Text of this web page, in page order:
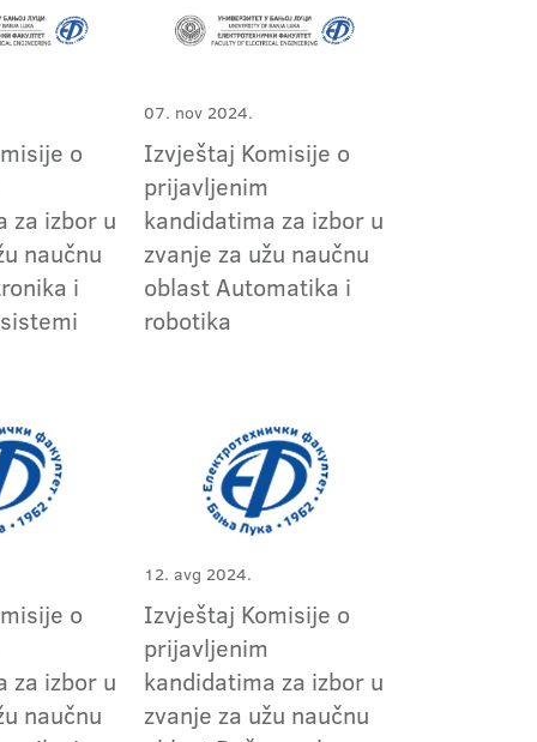
o
za izbor u
naučnu
i
07. nov 2024.
Izvještaj Komisije o
prijavljenim
kandidatima za izbor u
zvanje za užu naučnu
oblast Automatika i
robotika
o
za izbor u
naučnu
12. avg 2024.
Izvještaj Komisije o
prijavljenim
kandidatima za izbor u
zvanje za užu naučnu